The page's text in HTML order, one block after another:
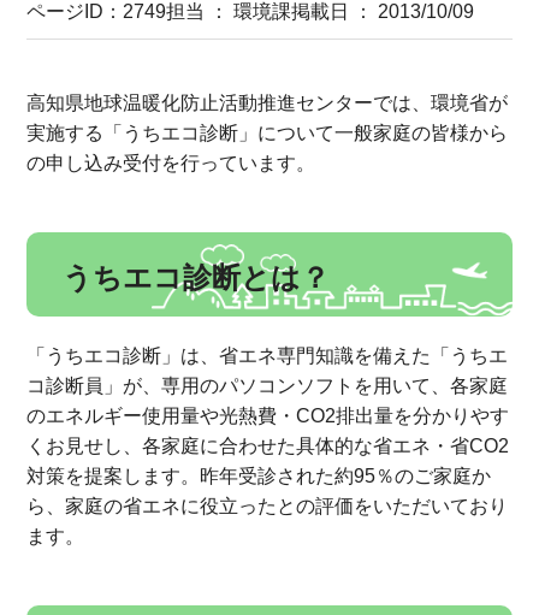
ページID：2749担当 ： 環境課掲載日 ： 2013/10/09
高知県地球温暖化防止活動推進センターでは、環境省が
実施する「うちエコ診断」について一般家庭の皆様から
の申し込み受付を行っています。
うちエコ診断とは？
「うちエコ診断」は、省エネ専門知識を備えた「うちエ
コ診断員」が、専用のパソコンソフトを用いて、各家庭
のエネルギー使用量や光熱費・CO2排出量を分かりやす
くお見せし、各家庭に合わせた具体的な省エネ・省CO2
対策を提案します。昨年受診された約95％のご家庭か
ら、家庭の省エネに役立ったとの評価をいただいており
ます。